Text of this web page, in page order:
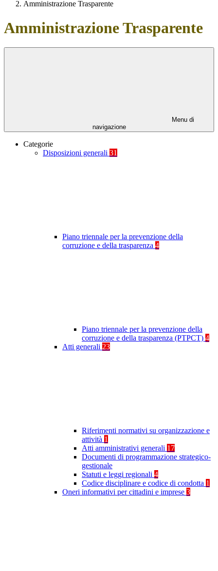
Amministrazione Trasparente
Amministrazione Trasparente
Menu di
navigazione
Categorie
Disposizioni generali 31
Piano triennale per la prevenzione della
corruzione e della trasparenza 4
Piano triennale per la prevenzione della
corruzione e della trasparenza (PTPCT) 4
Atti generali 23
Riferimenti normativi su organizzazione e
attività 1
Atti amministrativi generali 17
Documenti di programmazione strategico-
gestionale
Statuti e leggi regionali 4
Codice disciplinare e codice di condotta 1
Oneri informativi per cittadini e imprese 3